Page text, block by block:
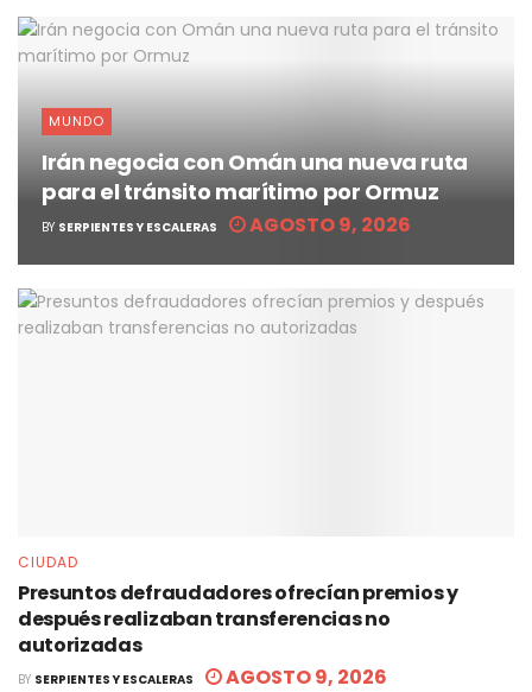
MUNDO
Irán negocia con Omán una nueva ruta
para el tránsito marítimo por Ormuz
BY SERPIENTES Y ESCALERAS AGOSTO 9, 2026
CIUDAD
Presuntos defraudadores ofrecían premios y
después realizaban transferencias no
autorizadas
BY SERPIENTES Y ESCALERAS AGOSTO 9, 2026